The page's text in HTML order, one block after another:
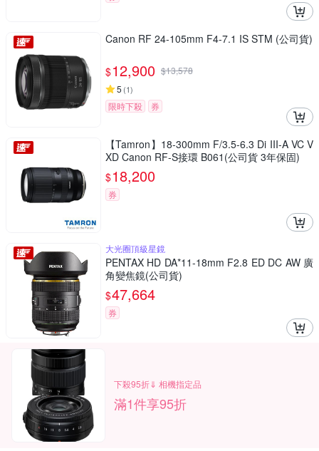
Canon RF 24-105mm F4-7.1 IS STM (公司貨)
$12,900 $13,578
5 (1)
限時下殺 券
【Tamron】18-300mm F/3.5-6.3 Di III-A VC V
XD Canon RF-S接環 B061(公司貨 3年保固)
$18,200
券
大光圈頂級星鏡
PENTAX HD DA*11-18mm F2.8 ED DC AW 廣
角變焦鏡(公司貨)
$47,664
券
下殺95折⇓ 相機指定品
滿1件享95折